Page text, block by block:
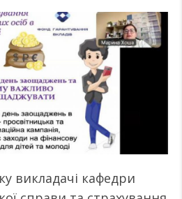
викладачі кафедри